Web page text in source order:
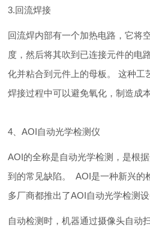
3.回流焊接
回流焊内部有一个加热电路，它将
度，然后将其吹到已连接元件的电
化并粘合到元件上的母板。 这种工
焊接过程中可以避免氧化，制造成
4、AOI自动光学检测仪
AOI的全称是自动光学检测，是根
到的常见缺陷。 AOI是一种新兴的
多厂商都推出了AOI自动光学检测设
自动检测时，机器通过摄像头自动